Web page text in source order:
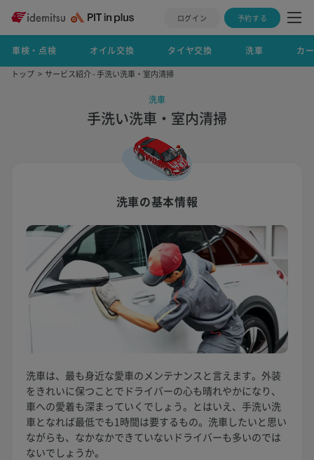
ログイン 予約する
車検・点検 オイル交換 タイヤ交換 洗車 カ
トップ サービス紹介 - 手洗い洗車・室内清掃
洗車
手洗い洗車・室内清掃
洗車の基本情報
洗車は、最も身近な愛車のメンテナンスと言えます。外装
をきれいに保つことでドライバーの心も晴れやかになり、
車への愛着も深まっていくでしょう。とはいえ、手洗い洗
車となれば最低でも1時間は要するもの。洗車したいと思い
ながらも、なかなかできていないドライバーも多いのでは
ないでしょうか。